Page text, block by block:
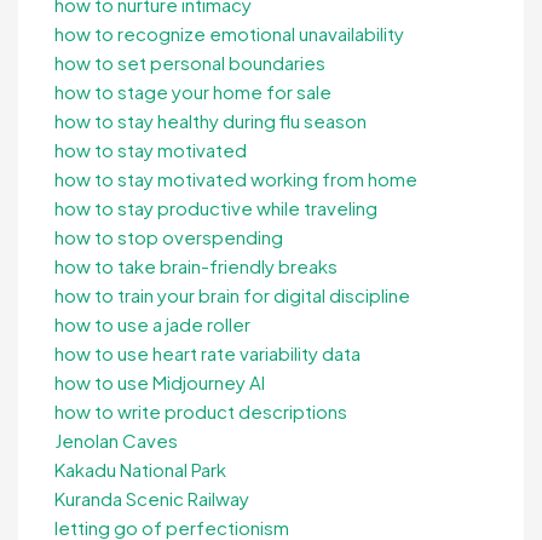
how to recognize emotional unavailability
how to set personal boundaries
how to stage your home for sale
how to stay healthy during flu season
how to stay motivated
how to stay motivated working from home
how to stay productive while traveling
how to stop overspending
how to take brain-friendly breaks
how to train your brain for digital discipline
how to use a jade roller
how to use heart rate variability data
how to use Midjourney AI
how to write product descriptions
Jenolan Caves
Kakadu National Park
Kuranda Scenic Railway
letting go of perfectionism